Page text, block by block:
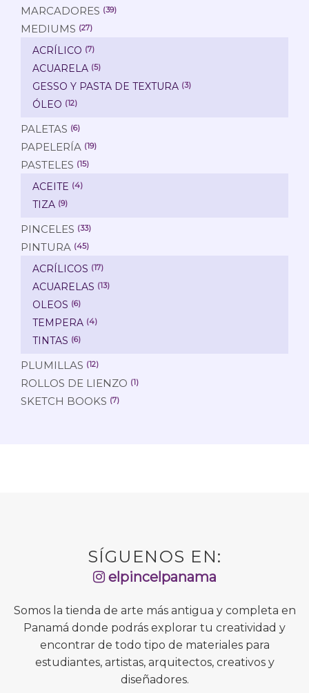
MARCADORES (39)
MEDIUMS (27)
ACRÍLICO (7)
ACUARELA (5)
GESSO Y PASTA DE TEXTURA (3)
ÓLEO (12)
PALETAS (6)
PAPELERÍA (19)
PASTELES (15)
ACEITE (4)
TIZA (9)
PINCELES (33)
PINTURA (45)
ACRÍLICOS (17)
ACUARELAS (13)
OLEOS (6)
TEMPERA (4)
TINTAS (6)
PLUMILLAS (12)
ROLLOS DE LIENZO (1)
SKETCH BOOKS (7)
SÍGUENOS EN:
elpincelpanama
Somos la tienda de arte más antigua y completa en
Panamá donde podrás explorar tu creatividad y
encontrar de todo tipo de materiales para
estudiantes, artistas, arquitectos, creativos y
diseñadores.